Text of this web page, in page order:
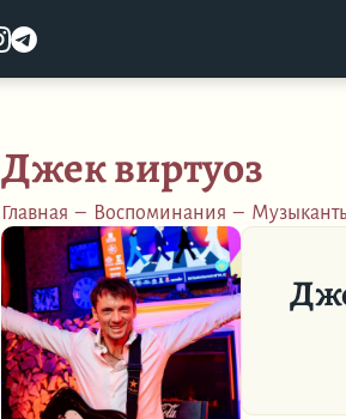
Джек виртуоз
Главная – Воспоминания –